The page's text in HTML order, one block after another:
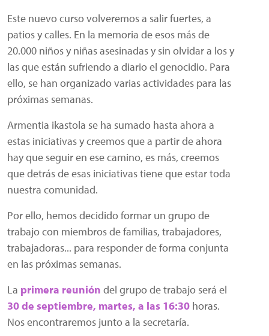
Este nuevo curso volveremos a salir fuertes, a
patios y calles. En la memoria de esos más de
20.000 niños y niñas asesinadas y sin olvidar a los y
las que están sufriendo a diario el genocidio. Para
ello, se han organizado varias actividades para las
próximas semanas.
Armentia ikastola se ha sumado hasta ahora a
estas iniciativas y creemos que a partir de ahora
hay que seguir en ese camino, es más, creemos
que detrás de esas iniciativas tiene que estar toda
nuestra comunidad.
Por ello, hemos decidido formar un grupo de
trabajo con miembros de familias, trabajadores,
trabajadoras... para responder de forma conjunta
en las próximas semanas.
La primera reunión del grupo de trabajo será el
30 de septiembre, martes, a las 16:30 horas.
Nos encontraremos junto a la secretaría.